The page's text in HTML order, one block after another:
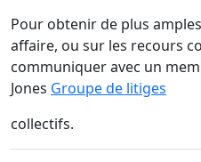
Pour obtenir de plus
affaire, ou sur les recours
communiquer avec un
Jones Groupe de litiges
collectifs.